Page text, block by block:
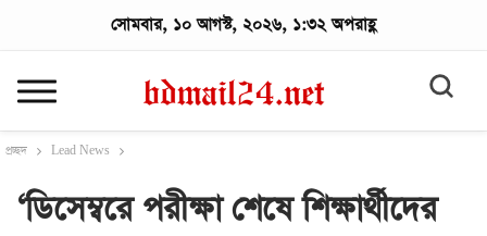
সোমবার, ১০ আগস্ট, ২০২৬, ১:৩২ অপরাহ্ণ
প্রচ্ছদ Lead News
‘ডিসেম্বরে পরীক্ষা শেষে শিক্ষার্থীদের